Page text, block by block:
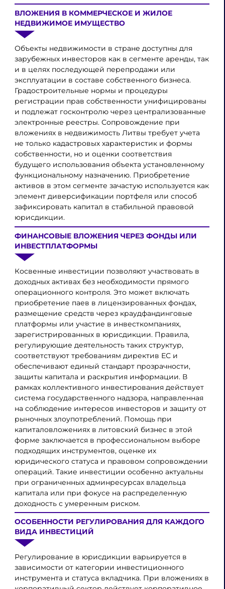
ВЛОЖЕНИЯ В КОММЕРЧЕСКОЕ И ЖИЛОЕ
НЕДВИЖИМОЕ ИМУЩЕСТВО
Объекты недвижимости в стране доступны для
зарубежных инвесторов как в сегменте аренды, так
и в целях последующей перепродажи или
эксплуатации в составе собственного бизнеса.
Градостроительные нормы и процедуры
регистрации прав собственности унифицированы
и подлежат госконтролю через централизованные
электронные реестры. Сопровождение при
вложениях в недвижимость Литвы требует учета
не только кадастровых характеристик и формы
собственности, но и оценки соответствия
будущего использования объекта установленному
функциональному назначению. Приобретение
активов в этом сегменте зачастую используется как
элемент диверсификации портфеля или способ
зафиксировать капитал в стабильной правовой
юрисдикции.
ФИНАНСОВЫЕ ВЛОЖЕНИЯ ЧЕРЕЗ ФОНДЫ ИЛИ
ИНВЕСТПЛАТФОРМЫ
Косвенные инвестиции позволяют участвовать в
доходных активах без необходимости прямого
операционного контроля. Это может включать
приобретение паев в лицензированных фондах,
размещение средств через краудфандинговые
платформы или участие в инвесткомпаниях,
зарегистрированных в юрисдикции. Правила,
регулирующие деятельность таких структур,
соответствуют требованиям директив ЕС и
обеспечивают единый стандарт прозрачности,
защиты капитала и раскрытия информации. В
рамках коллективного инвестирования действует
система государственного надзора, направленная
на соблюдение интересов инвесторов и защиту от
рыночных злоупотреблений. Помощь при
капиталовложениях в литовский бизнес в этой
форме заключается в профессиональном выборе
подходящих инструментов, оценке их
юридического статуса и правовом сопровождении
операций. Такие инвестиции особенно актуальны
при ограниченных админресурсах владельца
капитала или при фокусе на распределенную
доходность с умеренным риском.
ОСОБЕННОСТИ РЕГУЛИРОВАНИЯ ДЛЯ КАЖДОГО
ВИДА ИНВЕСТИЦИЙ
Регулирование в юрисдикции варьируется в
зависимости от категории инвестиционного
инструмента и статуса вкладчика. При вложениях в